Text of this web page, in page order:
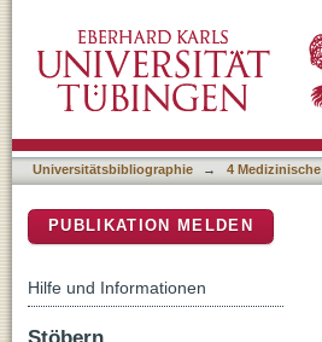
for increased secondary
Universitätsbibliographie → 4
PUBLIKATION MELDEN
Hilfe und Informationen
Stöbern